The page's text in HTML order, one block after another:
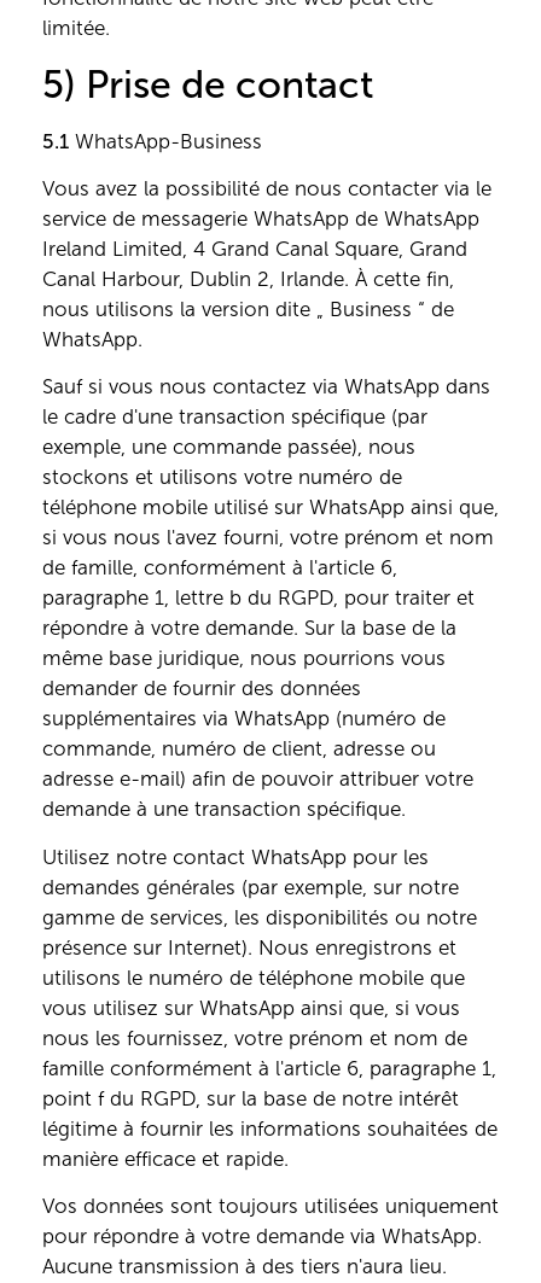
limitée.
5) Prise de contact
5.1 WhatsApp-Business
Vous avez la possibilité de nous contacter via le
service de messagerie WhatsApp de WhatsApp
Ireland Limited, 4 Grand Canal Square, Grand
Canal Harbour, Dublin 2, Irlande. À cette fin,
nous utilisons la version dite „ Business “ de
WhatsApp.
Sauf si vous nous contactez via WhatsApp dans
le cadre d'une transaction spécifique (par
exemple, une commande passée), nous
stockons et utilisons votre numéro de
téléphone mobile utilisé sur WhatsApp ainsi que,
si vous nous l'avez fourni, votre prénom et nom
de famille, conformément à l'article 6,
paragraphe 1, lettre b du RGPD, pour traiter et
répondre à votre demande. Sur la base de la
même base juridique, nous pourrions vous
demander de fournir des données
supplémentaires via WhatsApp (numéro de
commande, numéro de client, adresse ou
adresse e-mail) afin de pouvoir attribuer votre
demande à une transaction spécifique.
Utilisez notre contact WhatsApp pour les
demandes générales (par exemple, sur notre
gamme de services, les disponibilités ou notre
présence sur Internet). Nous enregistrons et
utilisons le numéro de téléphone mobile que
vous utilisez sur WhatsApp ainsi que, si vous
nous les fournissez, votre prénom et nom de
famille conformément à l'article 6, paragraphe 1,
point f du RGPD, sur la base de notre intérêt
légitime à fournir les informations souhaitées de
manière efficace et rapide.
Vos données sont toujours utilisées uniquement
pour répondre à votre demande via WhatsApp.
Aucune transmission à des tiers n'aura lieu.